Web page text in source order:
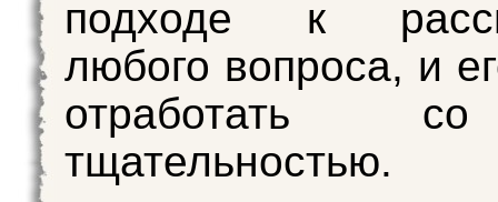
подходе к
любого вопроса, и
отработать
тщательностью.